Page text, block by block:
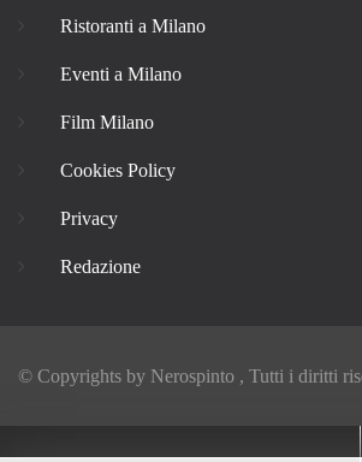
Ristoranti a Milano
Eventi a Milano
Film Milano
Cookies Policy
Privacy
Redazione
© Copyrights by Nerospinto , Tutti i diritti